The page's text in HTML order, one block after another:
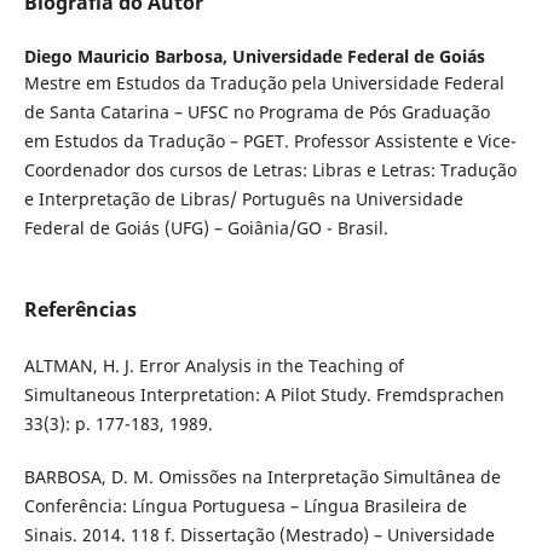
Diego Mauricio Barbosa, Universidade Federal de Goiás
Mestre em Estudos da Tradução pela Universidade Federal
de Santa Catarina – UFSC no Programa de Pós Graduação
em Estudos da Tradução – PGET. Professor Assistente e Vice-
Coordenador dos cursos de Letras: Libras e Letras: Tradução
e Interpretação de Libras/ Português na Universidade
Federal de Goiás (UFG) – Goiânia/GO - Brasil.
Referências
ALTMAN, H. J. Error Analysis in the Teaching of
Simultaneous Interpretation: A Pilot Study. Fremdsprachen
33(3): p. 177-183, 1989.
BARBOSA, D. M. Omissões na Interpretação Simultânea de
Conferência: Língua Portuguesa – Língua Brasileira de
Sinais. 2014. 118 f. Dissertação (Mestrado) – Universidade